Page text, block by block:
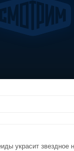
украсит звездное